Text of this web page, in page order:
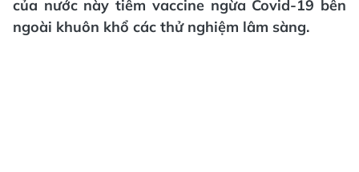
của nước này tiêm vaccine ngừa Covid-19 bên
ngoài khuôn khổ các thử nghiệm lâm sàng.